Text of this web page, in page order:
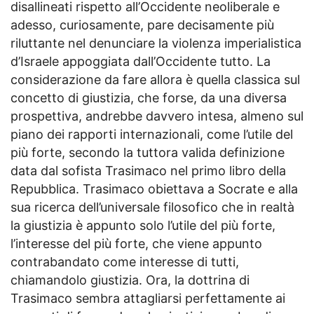
disallineati rispetto all’Occidente neoliberale e
adesso, curiosamente, pare decisamente più
riluttante nel denunciare la violenza imperialistica
d’Israele appoggiata dall’Occidente tutto. La
considerazione da fare allora è quella classica sul
concetto di giustizia, che forse, da una diversa
prospettiva, andrebbe davvero intesa, almeno sul
piano dei rapporti internazionali, come l’utile del
più forte, secondo la tuttora valida definizione
data dal sofista Trasimaco nel primo libro della
Repubblica. Trasimaco obiettava a Socrate e alla
sua ricerca dell’universale filosofico che in realtà
la giustizia è appunto solo l’utile del più forte,
l’interesse del più forte, che viene appunto
contrabandato come interesse di tutti,
chiamandolo giustizia. Ora, la dottrina di
Trasimaco sembra attagliarsi perfettamente ai